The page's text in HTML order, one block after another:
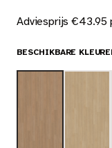
Adviesprijs €43.95
BESCHIKBARE